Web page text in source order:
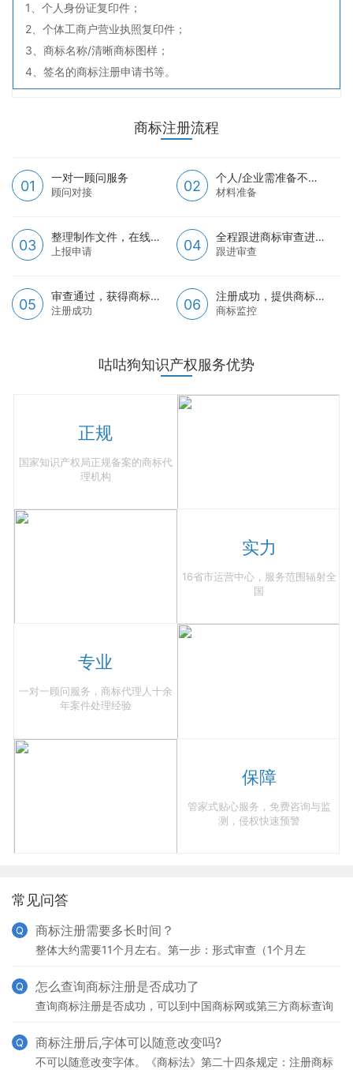
1、个人身份证复印件；
2、个体工商户营业执照复印件；
3、商标名称/清晰商标图样；
4、签名的商标注册申请书等。
商标注册流程
01
一对一顾问服务
顾问对接 02
个人/企业需准备不同材料申请
材料准备
03
整理制作文件，在线快速提交
上报申请 04
全程跟进商标审查进度
跟进审查
05
审查通过，获得商标注册证书
注册成功 06
注册成功，提供商标异情监测
商标监控
咕咕狗知识产权服务优势
正规
国家知识产权局正规备案的商标代
理机构
实力
16省市运营中心，服务范围辐射全
国
专业
一对一顾问服务，商标代理人十余
年案件处理经验
保障
管家式贴心服务，免费咨询与监
测，侵权快速预警
常见问答
商标注册需要多长时间？
整体大约需要11个月左右。第一步：形式审查（1个月左
个月左右），结束的标志为公告。第三步：公告（3个月）。
Q
怎么查询商标注册是否成功了
查询商标注册是否成功，可以到中国商标网或第三方商标查询
询商标状态，申请注册都会有注册号，所以输入注册号能很
Q
商标注册后,字体可以随意改变吗?
不可以随意改变字体。《商标法》第二十四条规定：注册商标
Q